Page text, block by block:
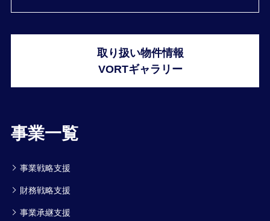
事業一覧
事業戦略支援
財務戦略支援
事業承継支援
取り扱い物件情報
VORTギャラリー